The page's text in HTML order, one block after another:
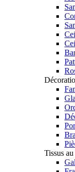
Tissus